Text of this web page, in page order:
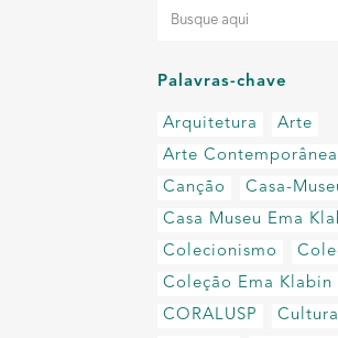
Palavras-chave
Arquitetura
Arte
Arte Contemporânea
Canção
Casa-
Casa Museu Ema
Colecionismo
Coleção Ema Klabin
CORALUSP
Cultura